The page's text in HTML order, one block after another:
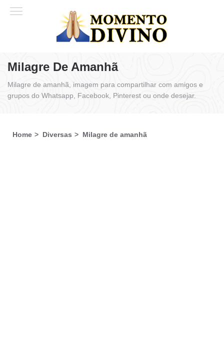
Milagre De Amanhã
Milagre de amanhã, imagem para compartilhar com amigos e
grupos do Whatsapp, Facebook, Pinterest ou onde desejar.
Home Diversas Milagre de amanhã